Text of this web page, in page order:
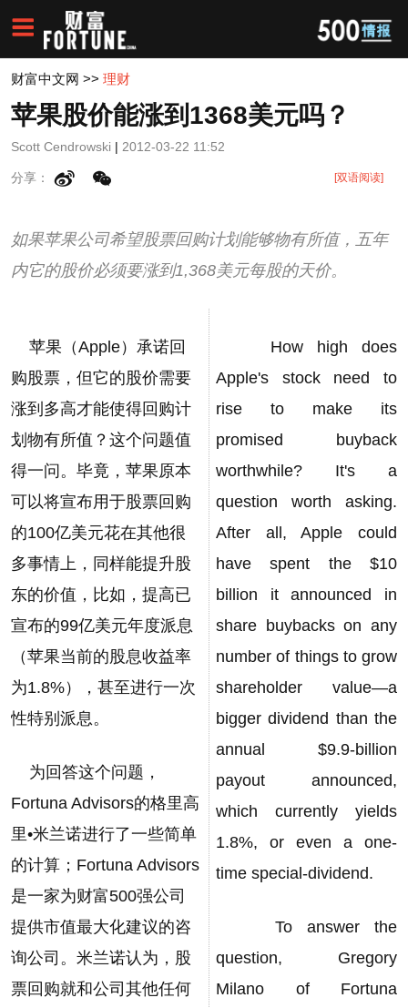
财富中文网 >> 理财
苹果股价能涨到1368美元吗？
Scott Cendrowski | 2012-03-22 11:52
分享： [双语阅读]
如果苹果公司希望股票回购计划能够物有所值，五年
内它的股价必须要涨到1,368美元每股的天价。
苹果（Apple）承诺回
购股票，但它的股价需要
涨到多高才能使得回购计
划物有所值？这个问题值
得一问。毕竟，苹果原本
可以将宣布用于股票回购
的100亿美元花在其他很
多事情上，同样能提升股
东的价值，比如，提高已
宣布的99亿美元年度派息
（苹果当前的股息收益率
为1.8%），甚至进行一次
性特别派息。
为回答这个问题，
Fortuna Advisors的格里高
里•米兰诺进行了一些简单
的计算；Fortuna Advisors
是一家为财富500强公司
提供市值最大化建议的咨
询公司。米兰诺认为，股
票回购就和公司其他任何
How high does
Apple's stock need to
rise to make its
promised buyback
worthwhile? It's a
question worth asking.
After all, Apple could
have spent the $10
billion it announced in
share buybacks on any
number of things to grow
shareholder value—a
bigger dividend than the
annual $9.9-billion
payout announced,
which currently yields
1.8%, or even a one-
time special-dividend.
To answer the
question, Gregory
Milano of Fortuna